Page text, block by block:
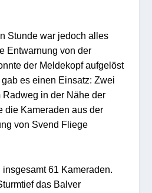
Stunde war jedoch alles
Entwarnung von der
der Meldekopf aufgelöst
es einen Einsatz: Zwei
Radweg in der Nähe der
die Kameraden aus der
von Svend Fliege
insgesamt 61 Kameraden.
das Balver